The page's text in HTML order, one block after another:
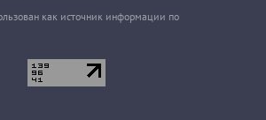
как источник информации по